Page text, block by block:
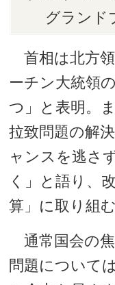
グランド
首相は北方
ーチン大統領
つ」と表明。
拉致問題の解
ャンスを逃さ
く」と語り、
算」に取り組
通常国会の
問題について